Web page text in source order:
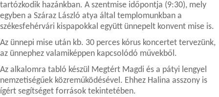
tartózkodik hazánkban. A szentmise időpontja (9:30), mely
egyben a Száraz László atya által templomunkban a
székesfehérvári kispapokkal együtt ünnepelt konvent mise is.
Az ünnepi mise után kb. 30 perces kórus koncertet tervezünk,
az ünnephez valamiképpen kapcsolódó művekből.
Az alkalomra tabló készül Megtért Magdi és a pátyi lengyel
nemzetiségűek közreműködésével. Ehhez Halina asszony is
ígért segítséget források tekintetében.